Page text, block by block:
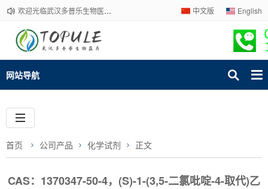
欢迎光临武汉多普乐生物医药有限公司官网！下单请咨询客服，我们热情为您服务！ 中文版 English
网站导航
首页 公司产品 化学试剂 正文
CAS：1370347-50-4，(S)-1-(3,5-二氯吡啶-4-取代)乙